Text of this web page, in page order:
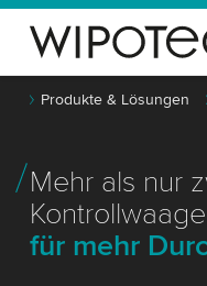
Produkte & Lösungen
Mehr als nur
für mehr